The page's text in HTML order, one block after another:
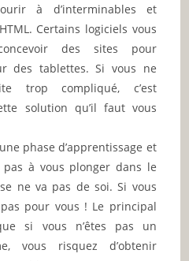
à d’interminables et
Certains logiciels vous
des sites pour
des tablettes. Si vous ne
trop compliqué, c’est
solution qu’il faut vous
phase d’apprentissage et
pas à vous plonger dans le
ne va pas de soi. Si vous
pour vous ! Le principal
si vous n’êtes pas un
vous risquez d’obtenir